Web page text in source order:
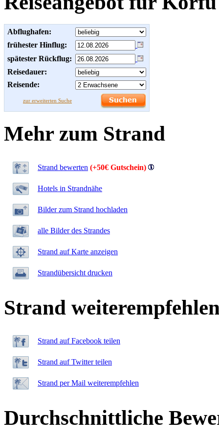
Abflughafen:
frühester Hinflug:
spätester Rückflug:
Reisedauer:
Reisende:
zur erweiterten Suche
Mehr zum Strand
Strand bewerten (+50€ Gutschein)
Hotels in Strandnähe
Bilder zum Strand hochladen
alle Bilder des Strandes
Strand auf Karte anzeigen
Strandübersicht drucken
Strand
Strand auf Facebook teilen
Strand auf Twitter teilen
Strand per Mail weiterempfehlen
Durchschnittliche